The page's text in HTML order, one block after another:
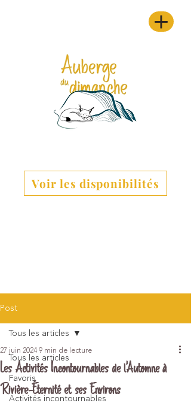
Voir les disponibilités
Post
Tous les articles
Favoris
Activités incontournables
Tous les articles
Les Activités Incontournables de l'Automne à
Rivière-Éternité et ses Environs
27 juin 20249 min de lecture